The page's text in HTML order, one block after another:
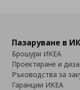
Пазаруване в
Брошури ИКЕА
Проектиране и
Ръководства за
Гаранции ИКЕА